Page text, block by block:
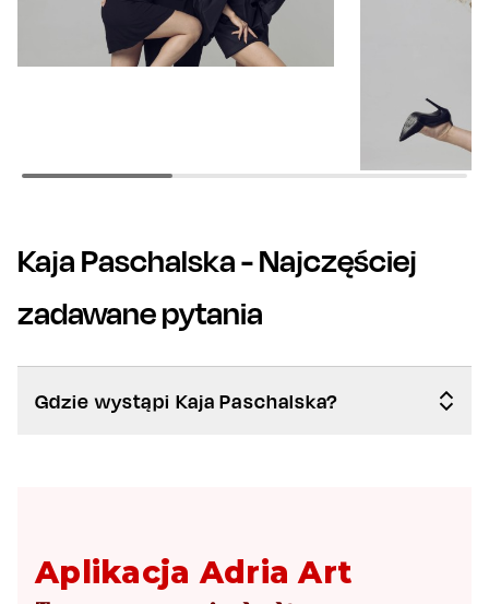
Kaja Paschalska- Najczęściej
zadawane pytania
Gdzie wystąpi Kaja Paschalska?
Aplikacja Adria Art